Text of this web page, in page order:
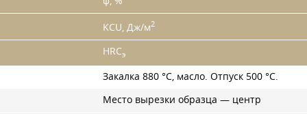
KCU, Дж/м2
HRCэ
Закалка 880 °C, масло. Отпуск 500 °C.
Место вырезки образца — центр